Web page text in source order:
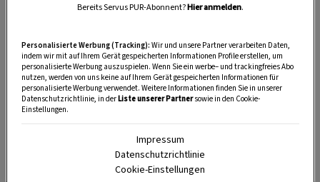
Anzeige
Bereits Servus PUR-Abonnent?Hier anmelden.
Personalisierte Werbung (Tracking): Wir und unsere Partner verarbeiten Daten,
indem wir mit auf Ihrem Gerät gespeicherten Informationen Profile erstellen, um
personalisierte Werbung auszuspielen. Wenn Sie ein werbe– und trackingfreies Abo
nutzen, werden von uns keine auf Ihrem Gerät gespeicherten Informationen für
personalisierte Werbung verwendet. Weitere Informationen finden Sie in unserer
Datenschutzrichtlinie, in derListe unserer Partnersowie in den Cookie-
Einstellungen.
Impressum
Datenschutzrichtlinie
Cookie-Einstellungen